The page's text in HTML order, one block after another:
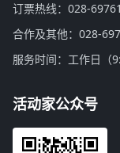
订票热线：028-
合作及其他：028-
服务时间：工作日（
活动家公众号